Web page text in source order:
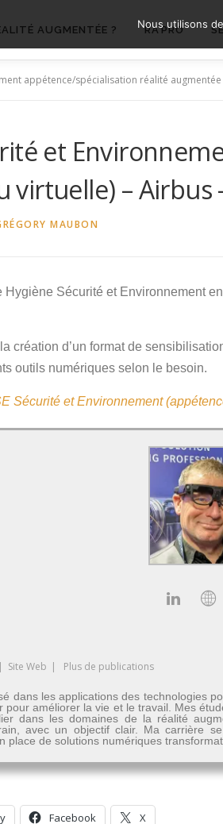
AUGMENTÉE ? RA’PRO
appétence/spécialisation réalité
et
– Airbus
MAUBON
Sécurité et Environnement
création d’un format de
outils numériques selon le besoin.
Sécurité et Environnement
| Site Web | Plus de publications
dans les applications des technologies
pour améliorer la vie et le travail. Mes
dans les domaines de la réalité
avec un objectif clair. Ma carrière
place de solutions numériques
Facebook X
Nous utilisons